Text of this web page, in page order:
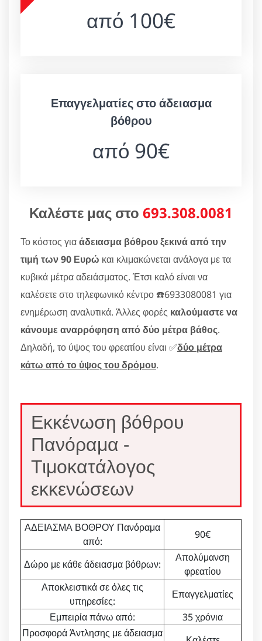
από 100€
Επαγγελματίες στο άδειασμα
βόθρου
από 90€
Καλέστε μας στο 693.308.0081
Το κόστος γιαάδειασμα βόθρου ξεκινά από την
τιμή των 90 Ευρώ και κλιμακώνεται ανάλογα με τα
κυβικά μέτρα αδειάσματος. Έτσι καλό είναι να
καλέσετε στο τηλεφωνικό κέντρο ☎️6933080081 για
ενημέρωση αναλυτικά. Άλλες φορές καλούμαστε να
κάνουμε αναρρόφηση από δύο μέτρα βάθος.
Δηλαδή, το ύψος του φρεατίου είναι ✅δύο μέτρα
κάτω από το ύψος του δρόμου.
Εκκένωση βόθρου
Πανόραμα -
Τιμοκατάλογος
εκκενώσεων
ΑΔΕΙΑΣΜΑ ΒΟΘΡΟΥ Πανόραμα
από:
90€
Δώρο με κάθε άδειασμα βόθρων:
Απολύμανση
φρεατίου
Αποκλειστικά σε όλες τις
υπηρεσίες:
Επαγγελματίες
Εμπειρία πάνω από:
35 χρόνια
Προσφορά Άντλησης με άδειασμα